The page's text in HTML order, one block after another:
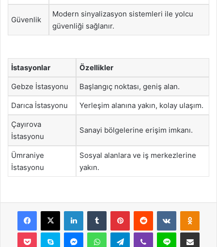
Güvenlik
Modern sinyalizasyon sistemleri ile yolcu
güvenliği sağlanır.
İstasyonlar Özellikler
Gebze İstasyonu Başlangıç noktası, geniş alan.
Darıca İstasyonu Yerleşim alanına yakın, kolay ulaşım.
Çayırova
İstasyonu
Sanayi bölgelerine erişim imkanı.
Ümraniye
İstasyonu
Sosyal alanlara ve iş merkezlerine
yakın.
Facebook
X LinkedInTumblr PinterestReddit VKontakte
Pocket Skype MessengerWhatsAppTelegramViber Line E-Posta ile